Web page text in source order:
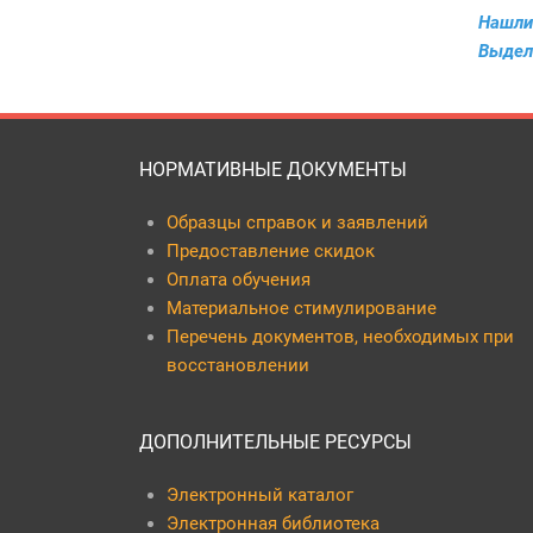
НОРМАТИВНЫЕ ДОКУМЕНТЫ
Образцы справок и заявлений
Предоставление скидок
Оплата обучения
Материальное стимулирование
Перечень документов, необходимых при
восстановлении
ДОПОЛНИТЕЛЬНЫЕ РЕСУРСЫ
Электронный каталог
Электронная библиотека